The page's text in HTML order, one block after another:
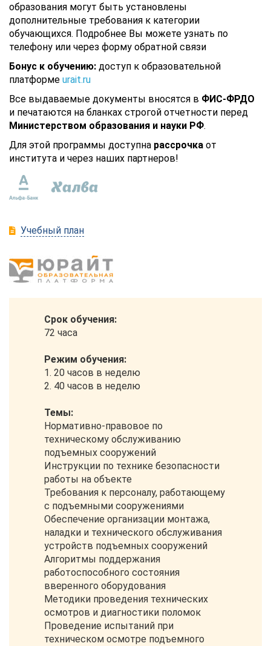
образования могут быть установлены
дополнительные требования к категории
обучающихся. Подробнее Вы можете узнать по
телефону или через форму обратной связи
Бонус к обучению: доступ к образовательной
платформе urait.ru
Все выдаваемые документы вносятся в ФИС-ФРДО
и печатаются на бланках строгой отчетности перед
Министерством образования и науки РФ.
Для этой программы доступна рассрочка от
института и через наших партнеров!
Учебный план
Срок обучения:
72 часа
Режим обучения:
1. 20 часов в неделю
2. 40 часов в неделю
Темы:
Нормативно-правовое по
техническому обслуживанию
подъемных сооружений
Инструкции по технике безопасности
работы на объекте
Требования к персоналу, работающему
с подъемными сооружениями
Обеспечение организации монтажа,
наладки и технического обслуживания
устройств подъемных сооружений
Алгоритмы поддержания
работоспособного состояния
вверенного оборудования
Методики проведения технических
осмотров и диагностики поломок
Проведение испытаний при
техническом осмотре подъемного